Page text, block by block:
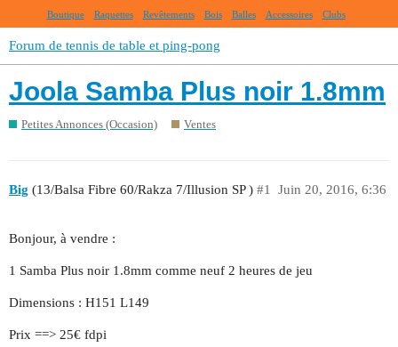
Boutique Raquettes Revêtements Bois Balles Accessoires Clubs
Forum de tennis de table et ping-pong
Joola Samba Plus noir 1.8mm
Petites Annonces (Occasion) Ventes
Big (13/Balsa Fibre 60/Rakza 7/Illusion SP ) Juin 20, 2016, 6:36
#1
Bonjour, à vendre :
1 Samba Plus noir 1.8mm comme neuf 2 heures de jeu
Dimensions : H151 L149
Prix ==> 25€ fdpi